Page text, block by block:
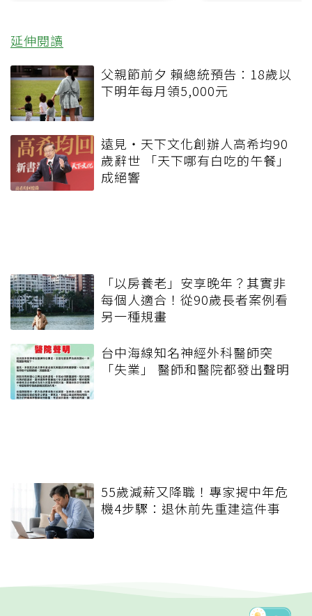
延伸閱讀
父親節前夕 賴總統預告：18歲以
下明年每月領5,000元
遠見‧天下文化創辦人高希均90
歲辭世 「天下哪有白吃的午餐」
成絕響
「以房養老」安享晚年？其實非
每個人適合！從90歲長者案例看
另一種規畫
台中海線知名神經外科醫師突
「失業」 醫師和醫院都發出聲明
55歲減薪又降職！專家揭中年危
機4步驟：退休前先重建這件事